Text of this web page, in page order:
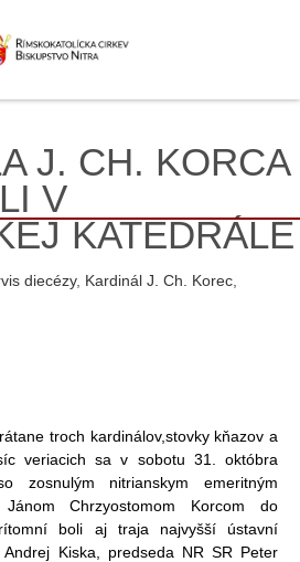
J. CH. KORCA
V
KATEDRÁLE
diecézy, Kardinál J. Ch. Korec
troch kardinálov,stovky kňazov a
veriacich sa v sobotu 31. októbra
zosnulým nitrianskym emeritným
Jánom Chrzyostomom Korcom do
boli aj traja najvyšší ústavní
Kiska, predseda NR SR Peter